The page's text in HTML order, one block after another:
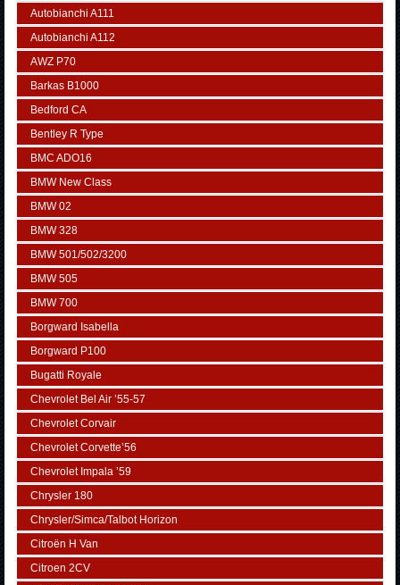
Autobianchi A111
Autobianchi A112
AWZ P70
Barkas B1000
Bedford CA
Bentley R Type
BMC ADO16
BMW New Class
BMW 02
BMW 328
BMW 501/502/3200
BMW 505
BMW 700
Borgward Isabella
Borgward P100
Bugatti Royale
Chevrolet Bel Air ’55-57
Chevrolet Corvair
Chevrolet Corvette’56
Chevrolet Impala ’59
Chrysler 180
Chrysler/Simca/Talbot Horizon
Citroën H Van
Citroen 2CV